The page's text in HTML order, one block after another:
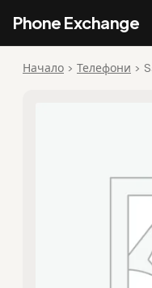
Phone Exchange
Начало > Телефони >